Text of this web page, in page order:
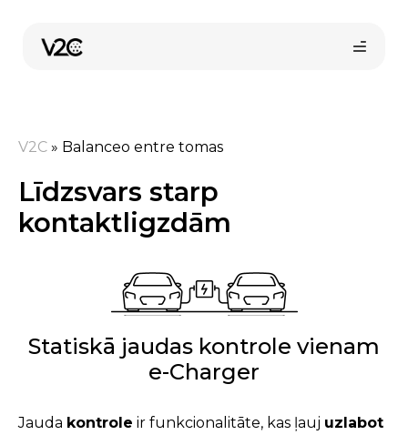
content
V2C » Balanceo entre tomas
Līdzsvars starp
kontaktligzdām
Statiskā jaudas kontrole vienam
e-Charger
Jauda kontrole ir funkcionalitāte, kas ļauj uzlabot